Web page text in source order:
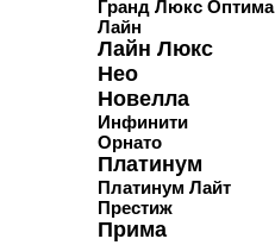
Гранд Люкс Оптима
Лайн
Лайн Люкс
Нео
Новелла
Инфинити
Орнато
Платинум
Платинум Лайт
Престиж
Прима